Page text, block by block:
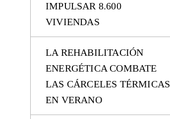
IMPULSAR 8.600
VIVIENDAS
LA REHABILITACIÓN
ENERGÉTICA COMBATE
LAS CÁRCELES TÉRMICAS
EN VERANO